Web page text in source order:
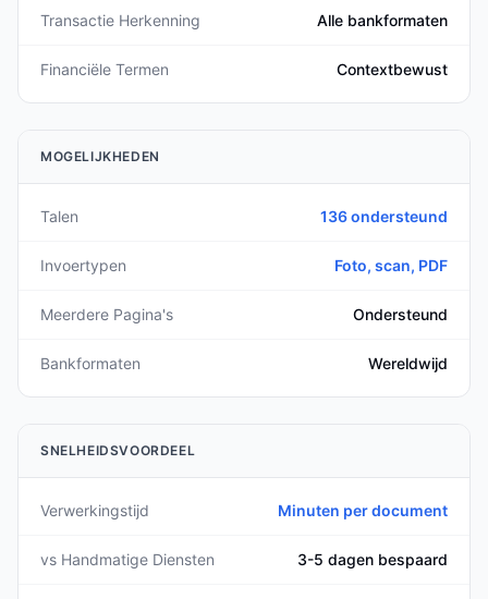
Transactie Herkenning Alle bankformaten
Financiële Termen Contextbewust
MOGELIJKHEDEN
Talen 136 ondersteund
Invoertypen Foto, scan, PDF
Meerdere Pagina's Ondersteund
Bankformaten Wereldwijd
SNELHEIDSVOORDEEL
Verwerkingstijd Minuten per document
vs Handmatige Diensten 3-5 dagen bespaard